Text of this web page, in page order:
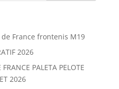
France frontenis M19
2026
PALETA PELOTE
2026